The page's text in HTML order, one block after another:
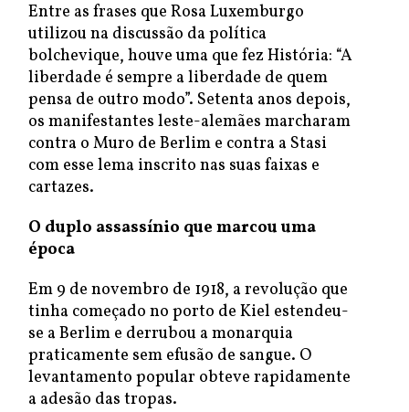
Entre as frases que Rosa Luxemburgo
utilizou na discussão da política
bolchevique, houve uma que fez História: “A
liberdade é sempre a liberdade de quem
pensa de outro modo”. Setenta anos depois,
os manifestantes leste-alemães marcharam
contra o Muro de Berlim e contra a Stasi
com esse lema inscrito nas suas faixas e
cartazes.
O duplo assassínio que marcou uma
época
Em 9 de novembro de 1918, a revolução que
tinha começado no porto de Kiel estendeu-
se a Berlim e derrubou a monarquia
praticamente sem efusão de sangue. O
levantamento popular obteve rapidamente
a adesão das tropas.